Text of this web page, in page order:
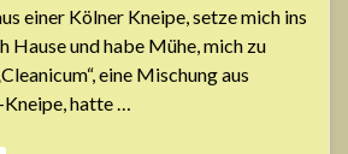
einer Kölner Kneipe, setze mich ins
Hause und habe Mühe, mich zu
eine Mischung aus
hatte …